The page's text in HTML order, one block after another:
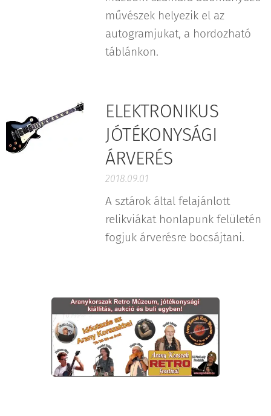
művészek helyezik el az
autogramjukat, a hordozható
táblánkon.
ELEKTRONIKUS
JÓTÉKONYSÁGI
ÁRVERÉS
2018.09.01
A sztárok által felajánlott
relikviákat honlapunk felületén
fogjuk árverésre bocsájtani.